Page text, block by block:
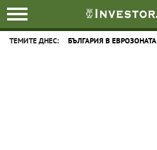
ТЕМИТЕ ДНЕС: БЪЛГАРИЯ В ЕВРОЗОНАТА